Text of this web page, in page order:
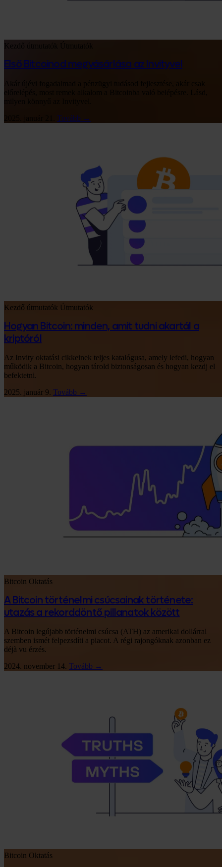
Kezdő útmutatók
Első Bitcoinod megvásárlása az Invityvel
Tovább →
Kezdő útmutatók Útmutatók
Hogyan Bitcoin: minden, amit tudni akartál a
kriptóról
Az Invity oktatási cikkeinek teljes katalógusa, amely lefedi, hogyan
működik a Bitcoin, hogyan tárold biztonságosan és hogyan kezdj el
befektetni.
2025. január 9. Tovább →
Bitcoin Oktatás
A Bitcoin történelmi csúcsainak története:
utazás a rekorddöntő pillanatok között
A Bitcoin legújabb történelmi csúcsa (ATH) az amerikai dollárral
szemben ismét felpezsdíti a piacot. A régi rajongóknak azonban ez
déjà vu érzés.
2024. november 14. Tovább →
Bitcoin Oktatás